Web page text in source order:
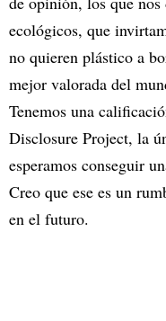
ecológicos, que
no quieren plástico a
mejor valorada del
Tenemos una
Disclosure Project, la
esperamos conseguir
Creo que ese es un
en el futuro.